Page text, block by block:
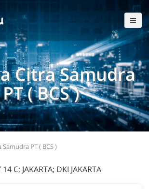
Citra Samudra
PT ( BCS )
PT ( BCS )
C; JAKARTA; DKI JAKARTA